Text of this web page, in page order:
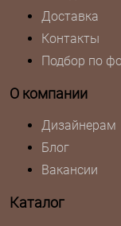
Доставка
Контакты
Подбор по
О компании
Дизайнерам
Блог
Вакансии
Каталог